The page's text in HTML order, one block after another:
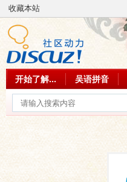
收藏本站
开始了解... 吴语拼音